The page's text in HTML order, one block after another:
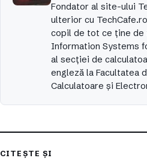
Fondator al site-ului
ulterior cu
copil de tot ce ține de
Information Systems
al secției de
engleză la Facultatea
Calculatoare și
CITEȘTE ȘI